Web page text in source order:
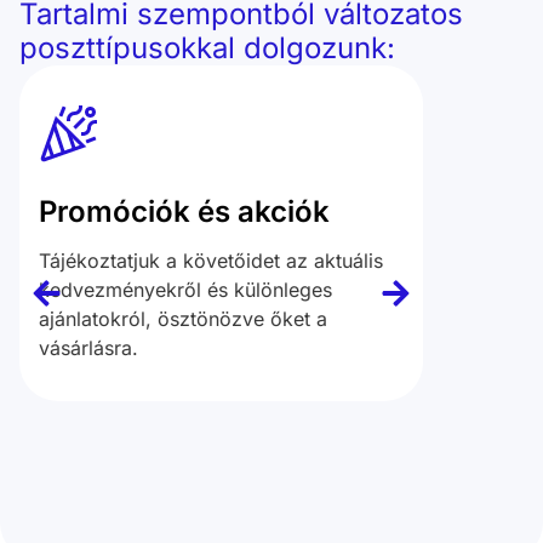
Tartalmi szempontból változatos
poszttípusokkal dolgozunk:
Promóciók és akciók
Tájékoztatjuk a követőidet az aktuális
kedvezményekről és különleges
ajánlatokról, ösztönözve őket a
vásárlásra.